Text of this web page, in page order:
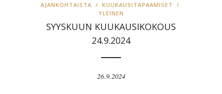
AJANKOHTAISTA / KUUKAUSITAPAAMISET
/
YLEINEN
SYYSKUUN KUUKAUSIKOKOUS
24.9.2024
26.9.2024